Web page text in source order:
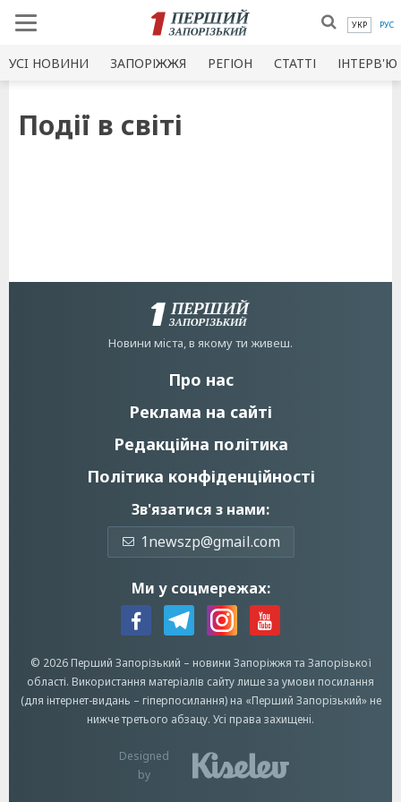
УКР РУС
УСI НОВИНИ ЗАПОРІЖЖЯ РЕГІОН СТАТТІ ІНТЕРВ'Ю
Подiї в свiтi
Новини мiста, в якому ти живеш.
Про нас
Реклама на сайті
Редакційна політика
Політика конфіденційності
Зв'язатися з нами:
1newszp@gmail.com
Ми у соцмережах:
© 2026 Перший Запорізький – новини Запоріжжята Запорізької
області. Використання матеріалів сайту лише за умови посилання
(для інтернет-видань – гіперпосилання) на «Перший Запорiзький» не
нижче третього абзацу. Усi права захищенi.
Designed
by